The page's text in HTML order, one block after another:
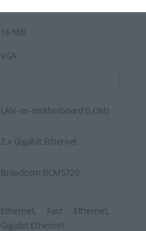
16 MB
VGA
LAN-on-motherboard (LOM)
2 x Gigabit Ethernet
Broadcom BCM5720
Ethernet, Fast Ethernet,
Gigabit Ethernet